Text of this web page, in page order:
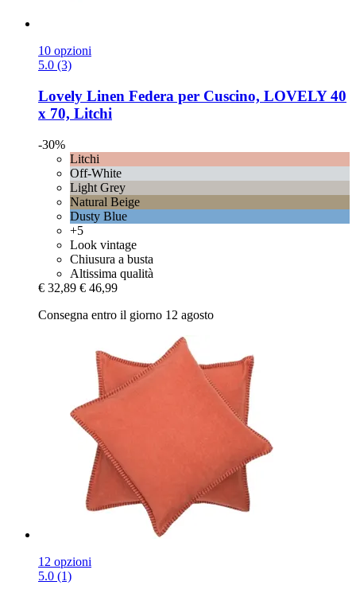
10 opzioni
5.0 (3)
Lovely Linen Federa per Cuscino, LOVELY 40
x 70, Litchi
-30%
Litchi
Off-White
Light Grey
Natural Beige
Dusty Blue
+5
Look vintage
Chiusura a busta
Altissima qualità
€ 32,89 € 46,99
Consegna entro il giorno 12 agosto
12 opzioni
5.0 (1)